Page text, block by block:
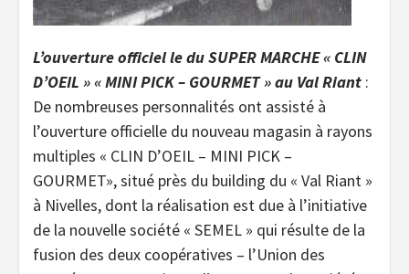
L’ouverture officiel le du SUPER MARCHE « CLIN
D’OEIL » « MINI PICK – GOURMET » au Val Riant :
De nombreuses personnalités ont assisté à
l’ouverture officielle du nouveau magasin à rayons
multiples « CLIN D’OEIL – MINI PICK –
GOURMET», situé près du building du « Val Riant »
à Nivelles, dont la réalisation est due à l’initiative
de la nouvelle société « SEMEL » qui résulte de la
fusion des deux coopératives – l’Union des